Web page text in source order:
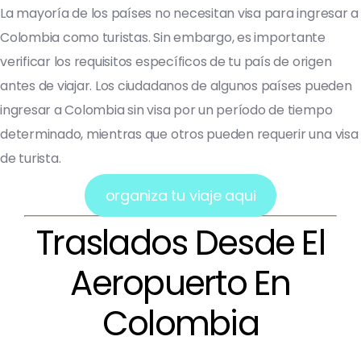
La mayoría de los países no necesitan visa para ingresar a
Colombia como turistas. Sin embargo, es importante
verificar los requisitos específicos de tu país de origen
antes de viajar. Los ciudadanos de algunos países pueden
ingresar a Colombia sin visa por un período de tiempo
determinado, mientras que otros pueden requerir una visa
de turista.
organiza tu viaje aqui
Traslados Desde El
Aeropuerto En
Colombia